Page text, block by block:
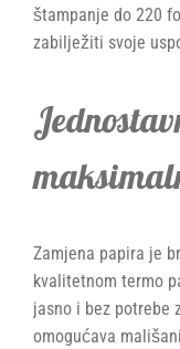
štampanje do 220
zabilježiti svoje
Zamjena papira je
kvalitetnom termo
jasno i bez potrebe
omogućava